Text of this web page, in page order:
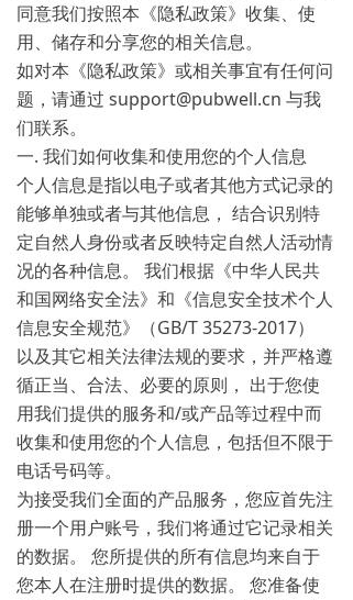
同意我们按照本《隐私政策》收集、使
用、储存和分享您的相关信息。
如对本《隐私政策》或相关事宜有任何问
题，请通过 support@pubwell.cn 与我
们联系。
一. 我们如何收集和使用您的个人信息
个人信息是指以电子或者其他方式记录的
能够单独或者与其他信息， 结合识别特
定自然人身份或者反映特定自然人活动情
况的各种信息。 我们根据《中华人民共
和国网络安全法》和《信息安全技术个人
信息安全规范》（GB/T 35273-2017）
以及其它相关法律法规的要求，并严格遵
循正当、合法、必要的原则， 出于您使
用我们提供的服务和/或产品等过程中而
收集和使用您的个人信息，包括但不限于
电话号码等。
为接受我们全面的产品服务，您应首先注
册一个用户账号，我们将通过它记录相关
的数据。 您所提供的所有信息均来自于
您本人在注册时提供的数据。 您准备使